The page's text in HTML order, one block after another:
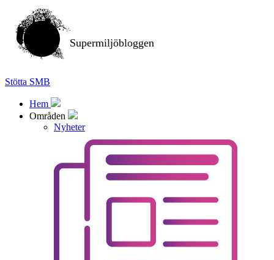
Supermiljöbloggen
Stötta SMB
Hem
Områden
Nyheter